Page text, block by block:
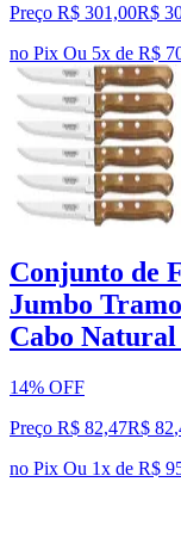
Preço R$ 301,00R$
no Pix Ou 5x de R$
Conjunto de
Jumbo
Cabo Natural
14% OFF
Preço R$ 82,47R$ 82,
no Pix Ou 1x de R$